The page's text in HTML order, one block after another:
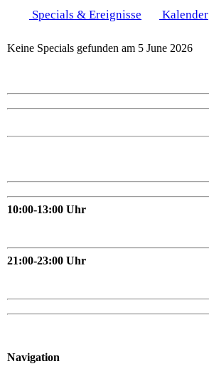
Specials & Ereignisse Kalender
Keine Specials gefunden am 5 June 2026
10:00-13:00 Uhr
21:00-23:00 Uhr
Navigation